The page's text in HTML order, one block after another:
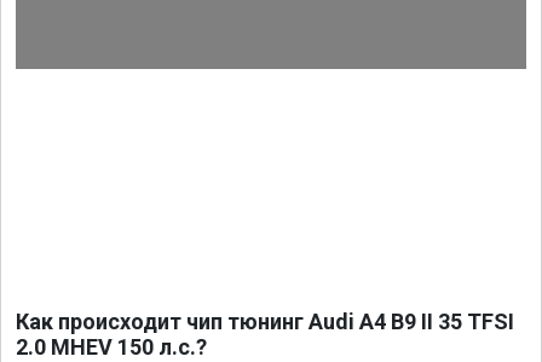
Как происходит чип тюнинг Audi A4 B9 II 35 TFSI
2.0 MHEV 150 л.с.?